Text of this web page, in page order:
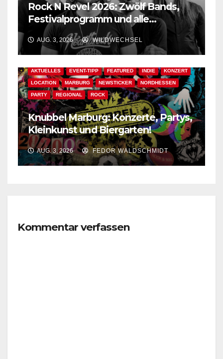
Rock N Revel 2026: Zwölf Bands,
Festivalprogramm und alle
wichtigen Informationen!
AUG. 3, 2026 WILDWECHSEL
AKTUELLES EVENT-TIPP FEATURED INDIE KONZERT
LOCATION MARBURG NEWSTICKER NORDHESSEN
PARTY REGIONAL ROCK
Knubbel Marburg: Konzerte, Partys,
Kleinkunst und Biergarten!
AUG. 3, 2026 FEDOR WALDSCHMIDT
Kommentar verfassen